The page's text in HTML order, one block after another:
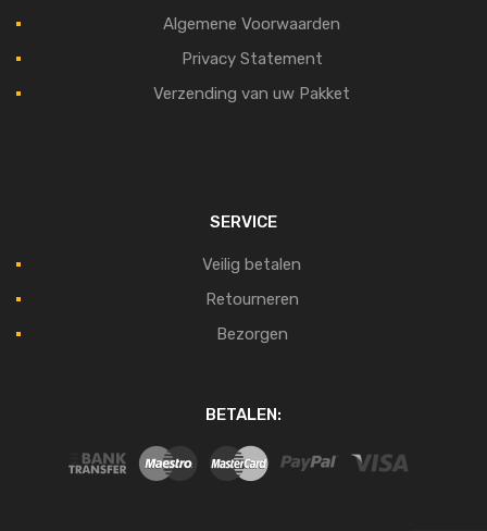
Algemene Voorwaarden
Privacy Statement
Verzending van uw Pakket
SERVICE
Veilig betalen
Retourneren
Bezorgen
BETALEN: